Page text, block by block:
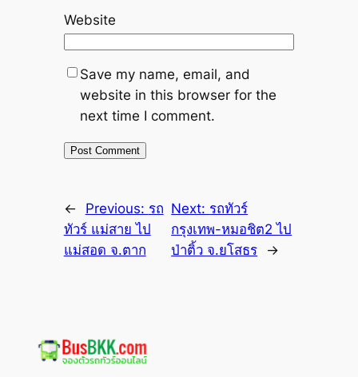
Website
Save my name, email, and
website in this browser for the
next time I comment.
← Previous: รถ
ทัวร์ แม่สาย ไป
แม่สอด จ.ตาก
Next: รถทัวร์
กรุงเทพ-หมอชิต2 ไป
ป่าติ้ว จ.ยโสธร
→